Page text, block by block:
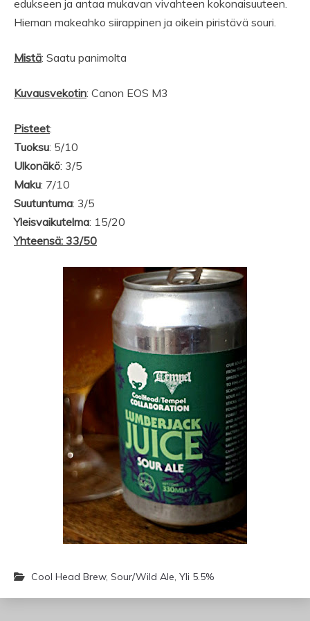
edukseen ja antaa mukavan vivahteen kokonaisuuteen.
Hieman makeahko siirappinen ja oikein piristävä souri.
Mistä: Saatu panimolta
Kuvausvekotin: Canon EOS M3
Pisteet:
Tuoksu: 5/10
Ulkonäkö: 3/5
Maku: 7/10
Suutuntuma: 3/5
Yleisvaikutelma: 15/20
Yhteensä: 33/50
Cool Head Brew, Sour/Wild Ale, Yli 5.5%